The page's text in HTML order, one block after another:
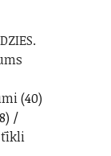
(40)
tīkli